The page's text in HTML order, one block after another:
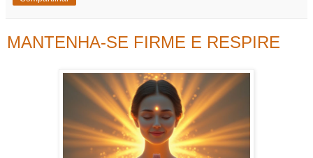
MANTENHA-SE FIRME E RESPIRE